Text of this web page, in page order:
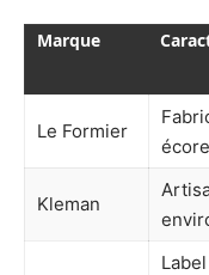
Marque
Le Formier
Kleman